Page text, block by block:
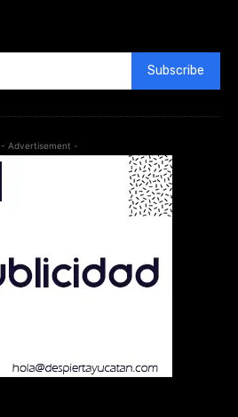
Subscribe
- Advertisement -